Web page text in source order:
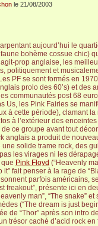
le 21/08/2003
aujourd’hui le
bohème cossue chic)
prop anglaise, les
politiquement et
PF se sont formés en
prolo des 60’s) et des
communautés post 68
Us, les Pink Fairies se
à cette période), clamant
à l’extérieur des
ce groupe avant tout
anglais a produit de
solide trame rock, des
les virages ni les
Pink Floyd (“Heavenly
it” fait penser à la rage de
sonnent parfois américains,
freakout”, présente ici en
man”, “The snake”
(“The dream is just
de “Thor” après son intro
trésor caché d’acid rock